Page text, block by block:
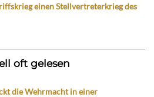
einen Stellvertreterkrieg des
oft gelesen
die Wehrmacht in einer